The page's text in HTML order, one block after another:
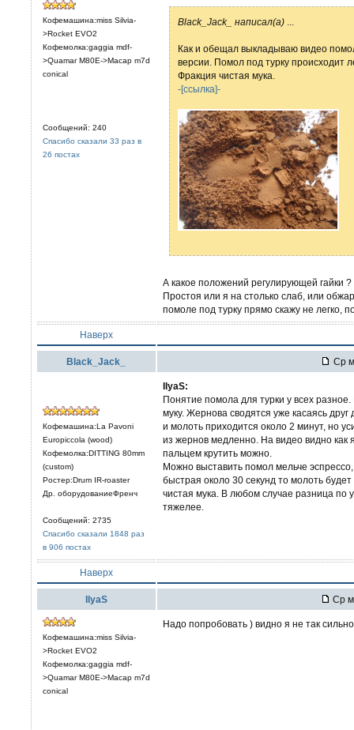
Кофемашина:miss Silvia-
>Rocket EVO2
Кофемолка:gaggia mdf-
>Quamar M80E->Macap m7d
conical
Сообщений: 240
Спасибо сказали 33 раз в
26 постах
Black_Jack_ написал(а)
Как и обещал выкладываю видео
версии. Помол под турку происходит
Фракция чистая мука.
-[ссылка]-
А какое положений регулирующей гайки
Простоя или я на столько слаб, или
помоле под турку прямо скажу не легко,
Наверх
Black_Jack_ Ср
Кофемашина:La Pavoni
Europiccola (wood)
Кофемолка:DITTING 80mm
(custom)
Ростер:Drum IR-roaster
Др. оборудованиеФренч
Сообщений: 2735
Спасибо сказали 1848 раз
в 906 постах
IlyaS:
Понятие помола для турки у всех
муку. Жернова сводятся уже касаясь
и молоть приходится около 2 минут, но
из жернов медленно. На видео видно
пальцем крутить можно.
Можно выставить помол мельче
быстрая около 30 секунд то молоть
чистая мука. В любом случае разница
тяжелее.
Наверх
IlyaS Ср
Кофемашина:miss Silvia-
>Rocket EVO2
Кофемолка:gaggia mdf-
>Quamar M80E->Macap m7d
conical
Надо попробовать ) видно я не так